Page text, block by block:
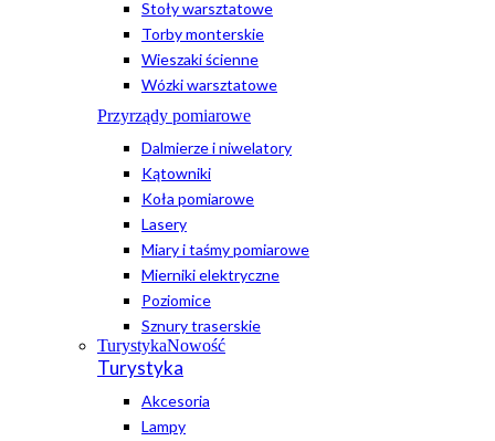
Stoły warsztatowe
Torby monterskie
Wieszaki ścienne
Wózki warsztatowe
Przyrządy pomiarowe
Dalmierze i niwelatory
Kątowniki
Koła pomiarowe
Lasery
Miary i taśmy pomiarowe
Mierniki elektryczne
Poziomice
Sznury traserskie
TurystykaNowość
Turystyka
Akcesoria
Lampy